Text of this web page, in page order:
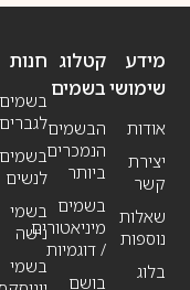
מידע
שימושי
אודות
יצירת
קשר
שאלות
נוספות
בלוג
חנות
בשמים
לגברים
בשמים
לנשים
בשמי
נישה
בשמי
קטלוג
בשמים
הבשמים
הנמכרים
ביותר
בשמים
מיניאטורים
/ דוגמיות
בושם